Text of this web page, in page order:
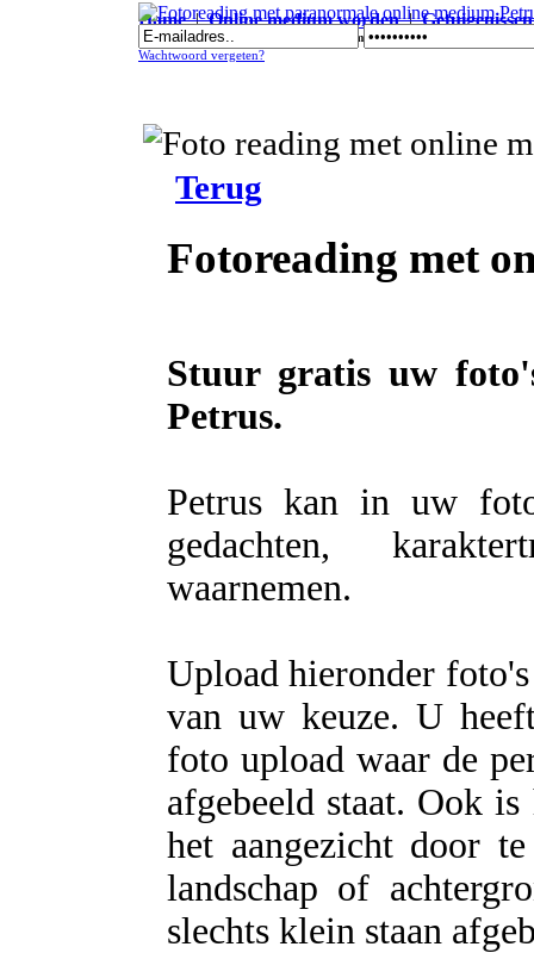
Home|Online medium worden|Getuigenissen
Fotoreading met paranormale online medium Petrus
Wachtwoord vergeten?
Terug
Fotoreading met
Stuur gratis uw
Petrus.
Petrus kan in uw
gedachten,
waarnemen.
Upload hieronder
van uw keuze. U
foto upload waar de
afgebeeld staat. Ook
het aangezicht door
landschap of
slechts klein staan